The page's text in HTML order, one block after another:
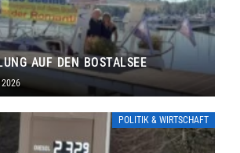
AUF DEN BOSTALSEE
POLITIK & WIRTSCHAFT